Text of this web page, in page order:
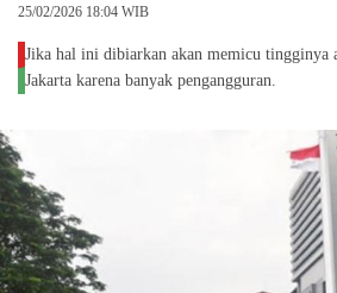
25/02/2026 18:04 WIB
Jika hal ini dibiarkan akan memicu tingginya
Jakarta karena banyak pengangguran.